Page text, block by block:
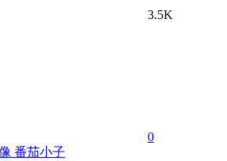
3.5K
0
番茄小子